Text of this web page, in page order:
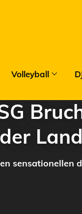
Volleyball
sensationellen